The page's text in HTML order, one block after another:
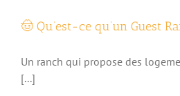
🤠 Qu’est-ce qu’un Guest
Un ranch qui propose des
[...]